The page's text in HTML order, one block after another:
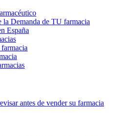
la Demanda de TU farmacia
España
antes de vender su farmacia